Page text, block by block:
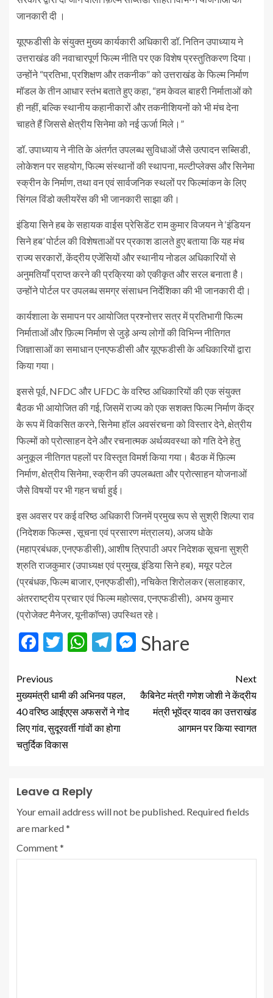
जानकारी दी ।
यूएफडीसी के संयुक्त मुख्य कार्यकारी अधिकारी डॉ. नितिन उपाध्याय ने
उत्तराखंड की नवाचारपूर्ण फिल्म नीति पर एक विशेष प्रस्तुतिकरण दिया।
उन्होंने “प्रतिभा, प्रशिक्षण और तकनीक” को उत्तराखंड के फिल्म निर्माण
मॉडल के तीन आधार स्तंभ बताते हुए कहा, “हम केवल बाहरी निर्माताओं को
ही नहीं, बल्कि स्थानीय कहानीकारों और तकनीशियनों को भी मंच देना
चाहते हैं जिससे क्षेत्रीय सिनेमा को नई ऊर्जा मिले।”
डॉ. उपाध्याय ने नीति के अंतर्गत उपलब्ध सुविधाओं जैसे उत्पादन सब्सिडी,
लोकेशन पर सहयोग, फिल्म संस्थानों की स्थापना, मल्टीप्लेक्स और सिनेमा
स्क्रीन के निर्माण, तथा वन एवं सार्वजनिक स्थलों पर फिल्मांकन के लिए
सिंगल विंडो क्लीयरेंस की भी जानकारी साझा की।
इंडिया सिने हब के सहायक वाईस प्रेसिडेंट राम कुमार विजयन ने ‘इंडियन
सिने हब’ पोर्टल की विशेषताओं पर प्रकाश डालते हुए बताया कि यह मंच
राज्य सरकारों, केंद्रीय एजेंसियों और स्थानीय नोडल अधिकारियों से
अनुमतियाँ प्राप्त करने की प्रक्रिया को एकीकृत और सरल बनाता है।
उन्होंने पोर्टल पर उपलब्ध समग्र संसाधन निर्देशिका की भी जानकारी दी।
कार्यशाला के समापन पर आयोजित प्रश्नोत्तर सत्र में प्रतिभागी फिल्म
निर्माताओं और फ़िल्म निर्माण से जुड़े अन्य लोगों की विभिन्न नीतिगत
जिज्ञासाओं का समाधान एनएफडीसी और यूएफडीसी के अधिकारियों द्वारा
किया गया।
इससे पूर्व, NFDC और UFDC के वरिष्ठ अधिकारियों की एक संयुक्त
बैठक भी आयोजित की गई, जिसमें राज्य को एक सशक्त फिल्म निर्माण केंद्र
के रूप में विकसित करने, सिनेमा हॉल अवसंरचना को विस्तार देने, क्षेत्रीय
फिल्मों को प्रोत्साहन देने और रचनात्मक अर्थव्यवस्था को गति देने हेतु
अनुकूल नीतिगत पहलों पर विस्तृत विमर्श किया गया। बैठक में फ़िल्म
निर्माण, क्षेत्रीय सिनेमा, स्क्रीन की उपलब्धता और प्रोत्साहन योजनाओं
जैसे विषयों पर भी गहन चर्चा हुई।
इस अवसर पर कई वरिष्ठ अधिकारी जिनमें प्रमुख रूप से सुश्री शिल्पा राव
(निदेशक फिल्म्स , सूचना एवं प्रसारण मंत्रालय), अजय धोके
(महाप्रबंधक, एनएफडीसी), आशीष त्रिपाठी अपर निदेशक सूचना सुश्री
श्रुति राजकुमार (उपाध्यक्ष एवं प्रमुख, इंडिया सिने हब), मयूर पटेल
(प्रबंधक, फिल्म बाजार, एनएफडीसी), नचिकेत शिरोलकर (सलाहकार,
अंतरराष्ट्रीय प्रचार एवं फिल्म महोत्सव, एनएफडीसी), अभय कुमार
(प्रोजेक्ट मैनेजर, यूनीकॉप्स) उपस्थित रहे।
Facebook
Twitter
WhatsApp
Telegram
Messenger
Share
Previous
मुख्यमंत्री धामी की अभिनव पहल,
40 वरिष्ठ आईएएस अफसरों ने गोद
लिए गांव, सुदूरवर्ती गांवों का होगा
चतुर्दिक विकास
Next
कैबिनेट मंत्री गणेश जोशी ने केंद्रीय
मंत्री भूपेंद्र यादव का उत्तराखंड
आगमन पर किया स्वागत
Leave a Reply
Your email address will not be published. Required fields
are marked*
Comment*